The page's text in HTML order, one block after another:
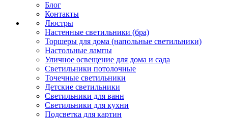
Блог
Контакты
Люстры
Настенные светильники (бра)
Торшеры для дома (напольные светильники)
Настольные лампы
Уличное освещение для дома и сада
Светильники потолочные
Точечные светильники
Детские светильники
Светильники для ванн
Светильники для кухни
Подсветка для картин